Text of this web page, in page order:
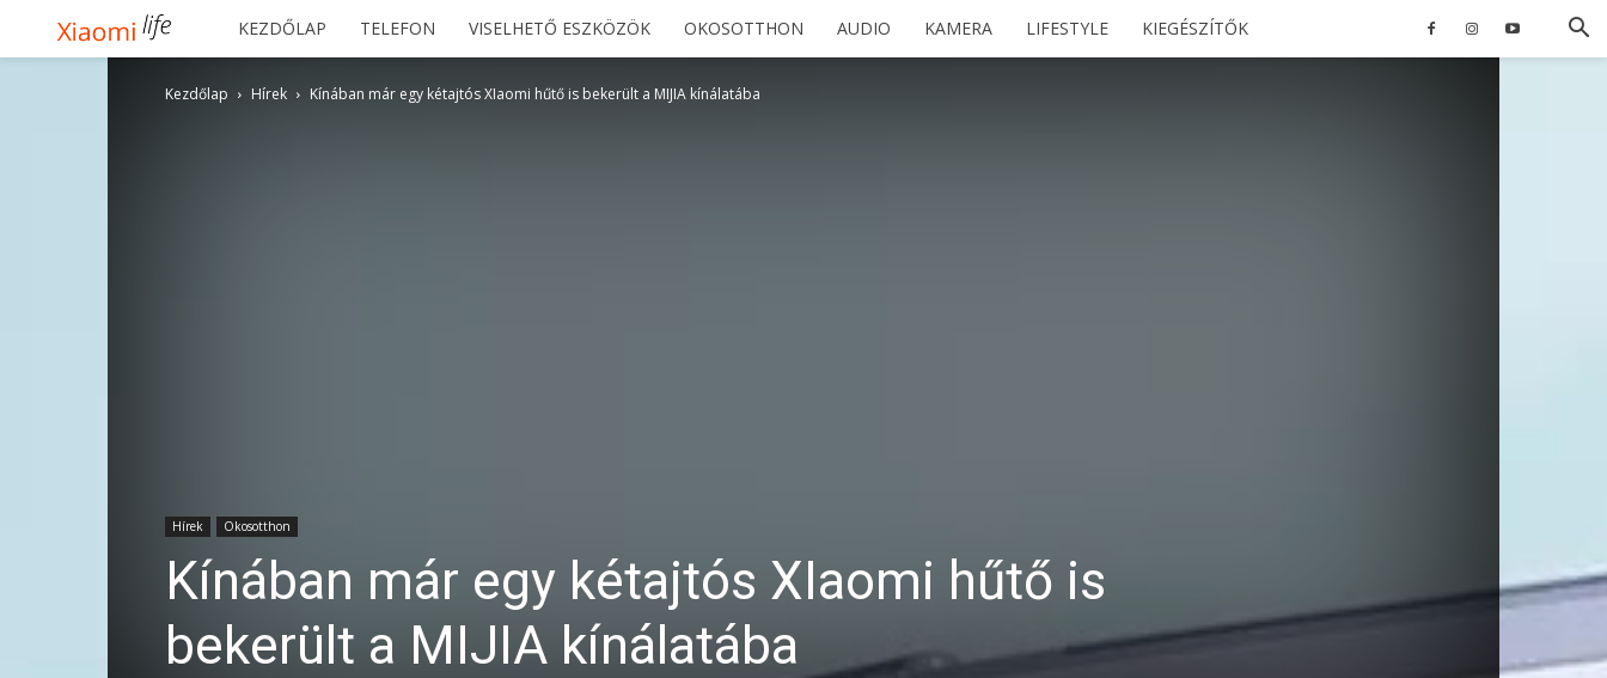
Xiaomilife
KEZDŐLAP TELEFON VISELHETŐ ESZKÖZÖK OKOSOTTHON AUDIO KAMERA LIFESTYLE KIEGÉSZÍTŐK
Kezdőlap Hírek Kínában már egy kétajtós XIaomi hűtő is bekerült a MIJIA kínálatába
Hírek Okosotthon
Kínában már egy kétajtós XIaomi hűtő is
bekerült a MIJIA kínálatába